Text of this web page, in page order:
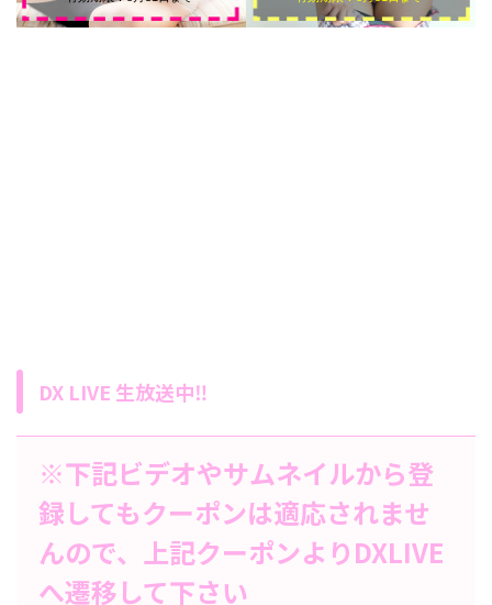
DX LIVE 生放送中‼
※下記ビデオやサムネイルから登
録してもクーポンは適応されませ
んので、上記クーポンよりDXLIVE
へ遷移して下さい